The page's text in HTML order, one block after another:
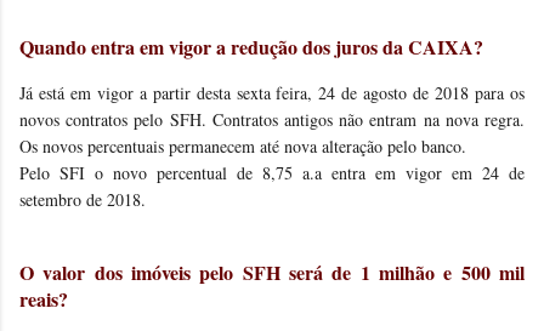
Quando entra em vigor a redução dos juros da CAIXA?
Já está em vigor a partir desta sexta feira, 24 de agosto de 2018 para os
novos contratos pelo SFH. Contratos antigos não entram na nova regra.
Os novos percentuais permanecem até nova alteração pelo banco.
Pelo SFI o novo percentual de 8,75 a.a entra em vigor em 24 de
setembro de 2018.
O valor dos imóveis pelo SFH será de 1 milhão e 500 mil
reais?